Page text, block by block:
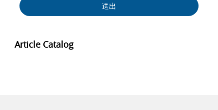
送出
Article Catalog